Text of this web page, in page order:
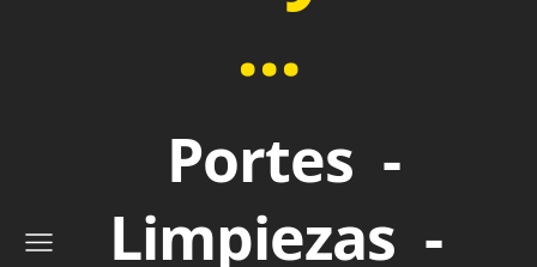
···
Portes -
Limpiezas -